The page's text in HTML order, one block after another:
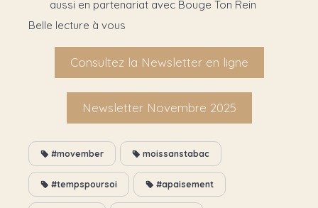
aussi en partenariat avec Bouge Ton Rein
Belle lecture à vous
Consultez la Newsletter en ligne
Newsletter Novembre 2025
#movember moissanstabac
#tempspoursoi #apaisement